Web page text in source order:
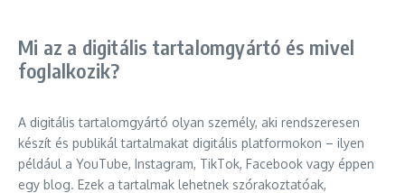
Mi az a digitális tartalomgyártó és mivel
foglalkozik?
A digitális tartalomgyártó olyan személy, aki rendszeresen
készít és publikál tartalmakat digitális platformokon – ilyen
például a YouTube, Instagram, TikTok, Facebook vagy éppen
egy blog. Ezek a tartalmak lehetnek szórakoztatóak,